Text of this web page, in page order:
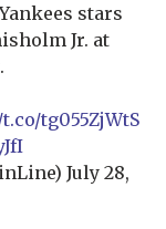
stars
Jr. at
tg055ZjWtS
July 28,